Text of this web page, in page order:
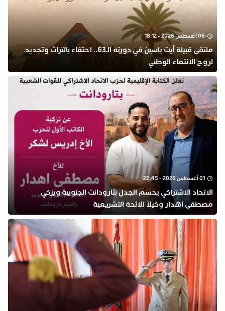
06 أغسطس 2026 - 18:12
ملتقى قبيلة أيت ياسين في دورته الـ63.. احتفاء بالتراث وتجديد
لروح الانتماء الوطني
01 أغسطس 2026 - 22:45
الاتحاد الاشتراكي يحسم الجدل بتارودانت الجنوبية ويزكي
مصطفى اهدار وكيلاً للائحة التشريعية